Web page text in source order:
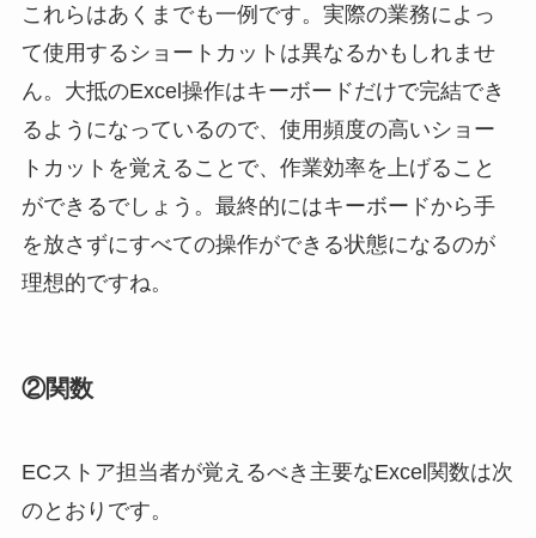
これらはあくまでも一例です。実際の業務によっ
て使用するショートカットは異なるかもしれませ
ん。大抵のExcel操作はキーボードだけで完結でき
るようになっているので、使用頻度の高いショー
トカットを覚えることで、作業効率を上げること
ができるでしょう。最終的にはキーボードから手
を放さずにすべての操作ができる状態になるのが
理想的ですね。
②関数
ECストア担当者が覚えるべき主要なExcel関数は次
のとおりです。